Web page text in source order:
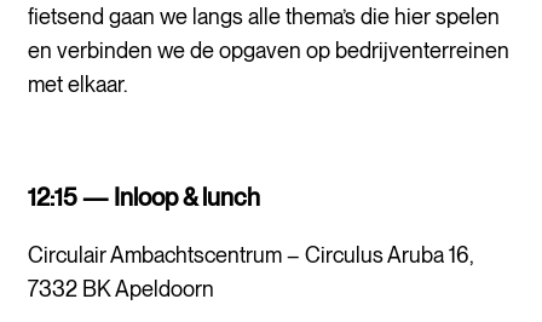
fietsend gaan we langs alle thema’s die hier spelen
en verbinden we de opgaven op bedrijventerreinen
met elkaar.
12:15 — Inloop & lunch
Circulair Ambachtscentrum – Circulus Aruba 16,
7332 BK Apeldoorn